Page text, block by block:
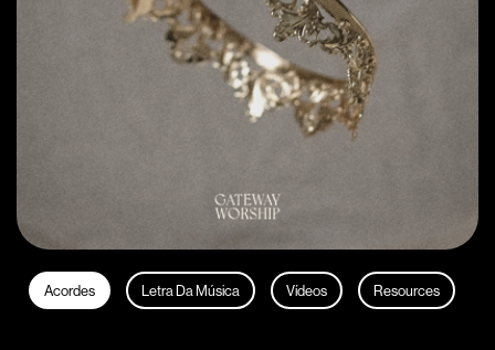
Acordes Letra Da Música Vídeos Resources